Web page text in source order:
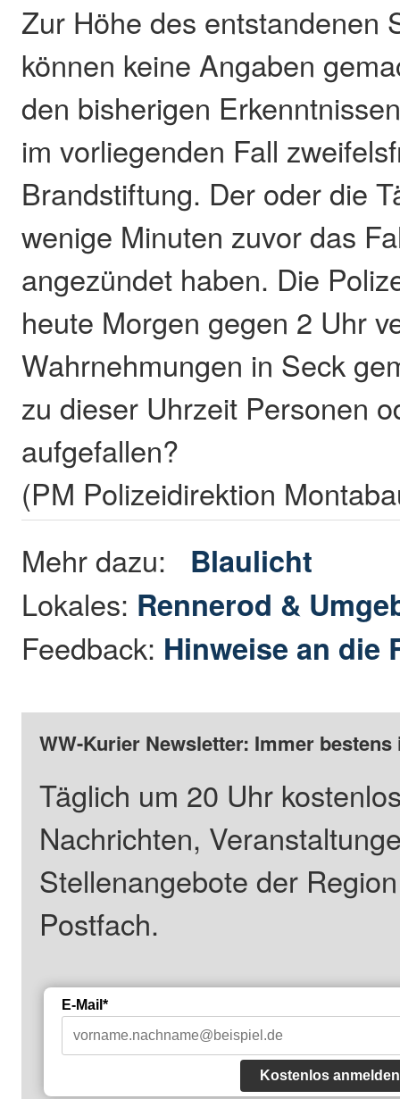
Zur Höhe des entstandenen
können keine Angaben
den bisherigen
im vorliegenden Fall
Brandstiftung. Der oder die
wenige Minuten zuvor das
angezündet haben. Die
heute Morgen gegen 2 Uhr
Wahrnehmungen in Seck
zu dieser Uhrzeit Personen
aufgefallen?
(PM Polizeidirektion
Mehr dazu: Blaulicht
Lokales: Rennerod &
Feedback: Hinweise an die
WW-Kurier Newsletter: Immer
Täglich um 20 Uhr
Nachrichten,
Stellenangebote der
Postfach.
E-Mail*
Kostenlos anmelden